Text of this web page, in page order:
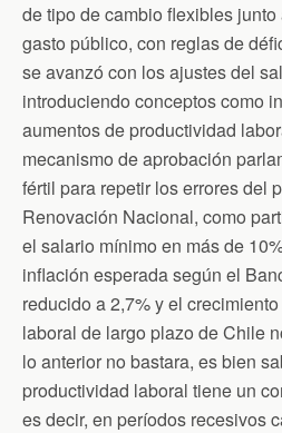
de tipo de cambio flexibles
gasto público, con reglas de
se avanzó con los ajustes del
introduciendo conceptos como
aumentos de productividad
mecanismo de aprobación
fértil para repetir los errores del
Renovación Nacional, como
el salario mínimo en más de
inflación esperada según el
reducido a 2,7% y el
laboral de largo plazo de Chile
lo anterior no bastara, es bien
productividad laboral tiene un
es decir, en períodos recesivos